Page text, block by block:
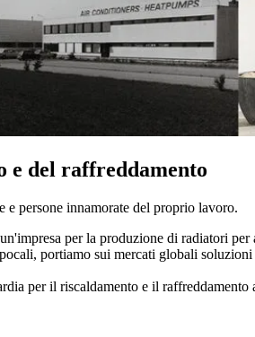
e del raffreddamento
e persone innamorate del proprio lavoro.
per la produzione di radiatori
portiamo sui mercati globali
per il riscaldamento e il